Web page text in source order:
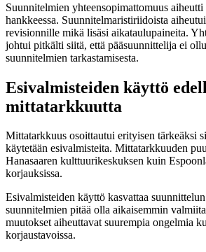
Suunnitelmien yhteensopimattomuus aiheutti
hankkeessa. Suunnitelmaristiriidoista
revisionnille mikä lisäsi aikataulupaineita.
johtui pitkälti siitä, että pääsuunnittelija ei
suunnitelmien tarkastamisesta.
Esivalmisteiden käyttö
mittatarkkuutta
Mittatarkkuus osoittautui erityisen tärkeäksi
käytetään esivalmisteita. Mittatarkkuuden
Hanasaaren kulttuurikeskuksen kuin
korjauksissa.
Esivalmisteiden käyttö kasvattaa
suunnitelmien pitää olla aikaisemmin
muutokset aiheuttavat suurempia ongelmia
korjaustavoissa.